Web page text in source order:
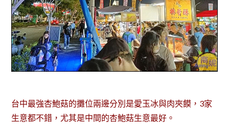
台中最強杏鮑菇的攤位兩邊分別是愛玉冰與肉夾饃，3家
生意都不錯，尤其是中間的杏鮑菇生意最好。